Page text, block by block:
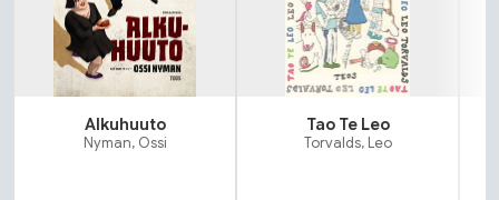
Alkuhuuto
Nyman, Ossi
Tao Te Leo
Torvalds, Leo